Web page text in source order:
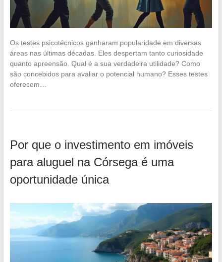
Os testes psicotécnicos ganharam popularidade em diversas
áreas nas últimas décadas. Eles despertam tanto curiosidade
quanto apreensão. Qual é a sua verdadeira utilidade? Como
são concebidos para avaliar o potencial humano? Esses testes
oferecem…
Por que o investimento em imóveis
para aluguel na Córsega é uma
oportunidade única